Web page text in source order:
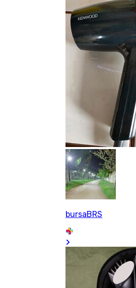
bursaBRS